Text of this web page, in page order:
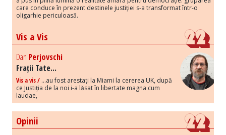
care conduce în prezent destinele justiției s-a transformat într-o
oligarhie periculoasă.
Vis a Vis
Dan Perjovschi
Frații Tate...
Vis a vis / ...au fost arestați la Miami la cererea UK, după
ce Justiția de la noi i-a lăsat în libertate magna cum
laudae,
Opinii